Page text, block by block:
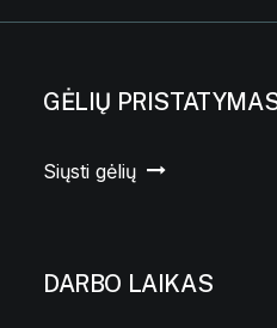
GĖLIŲ
Siųsti gėlių
DARBO LAIKAS